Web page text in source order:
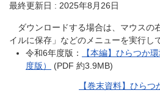
最終更新日 : 2025年8月26日
ダウンロードする場合は、マウスの
イルに保存」などのメニューを実行し
令和6年度版：
【本編】ひらつか
度版）
(PDF 約3.9MB)
【巻末資料】ひら